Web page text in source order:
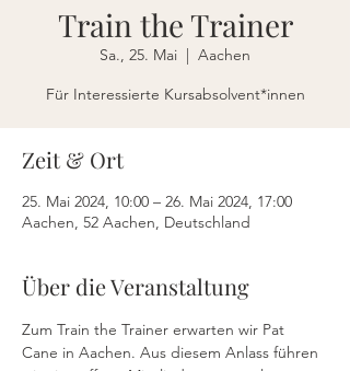
Train the Trainer
Sa., 25. Mai
  |
Aachen
Für Interessierte Kursabsolvent*innen
Zeit & Ort
25. Mai 2024, 10:00 – 26. Mai 2024, 17:00
Aachen, 52 Aachen, Deutschland
Über die Veranstaltung
Zum Train the Trainer erwarten wir Pat
Cane in Aachen. Aus diesem Anlass führen